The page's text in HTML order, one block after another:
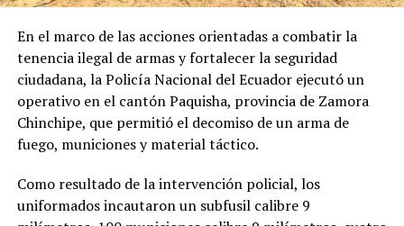
una familia que todavía conversa con fotografías.
Pero hubo un instante particularmente doloroso.
Cuando terminaron de leer los trece nombres
recuperados, el silencio volvió a ocupar el lugar de las
Era el espacio reservado para quienes aún permanecen
En la misma resolución, el Pleno del Consejo de la
Judicatura dio por concluido el encargo del doctor
Adriano Loján Zumba, quien venía desempeñándose
como director provincial encargado de Loja.
En el marco de las acciones orientadas a combatir la
tenencia ilegal de armas y fortalecer la seguridad
ciudadana, la Policía Nacional del Ecuador ejecutó un
operativo en el cantón Paquisha, provincia de Zamora
Chinchipe, que permitió el decomiso de un arma de
fuego, municiones y material táctico.
Como resultado de la intervención policial, los
uniformados incautaron un subfusil calibre 9